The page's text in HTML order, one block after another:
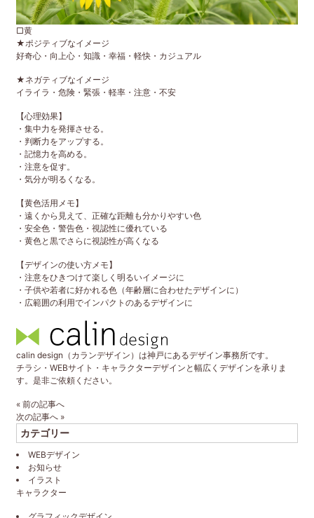
□黄
★ポジティブなイメージ
好奇心・向上心・知識・幸福・軽快・カジュアル
★ネガティブなイメージ
イライラ・危険・緊張・軽率・注意・不安
【心理効果】
・集中力を発揮させる。
・判断力をアップする。
・記憶力を高める。
・注意を促す。
・気分が明るくなる。
【黄色活用メモ】
・遠くから見えて、正確な距離も分かりやすい色
・安全色・警告色・視認性に優れている
・黄色と黒でさらに視認性が高くなる
【デザインの使い方メモ】
・注意をひきつけて楽しく明るいイメージに
・子供や若者に好かれる色（年齢層に合わせたデザインに）
・広範囲の利用でインパクトのあるデザインに
calin design（カランデザイン）は神戸にあるデザイン事務所です。
チラシ・WEBサイト・キャラクターデザインと幅広くデザインを承りま
す。是非ご依頼ください。
« 前の記事へ
次の記事へ »
カテゴリー
WEBデザイン
お知らせ
イラスト
キャラクター